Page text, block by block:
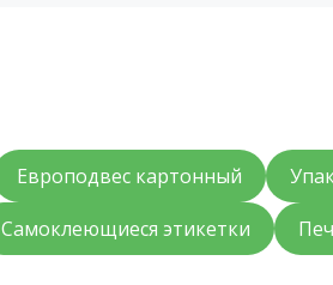
Европодвес картонный
Самоклеющиеся этикетки